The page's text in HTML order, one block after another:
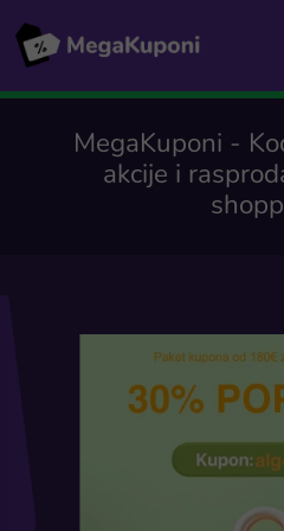
MegaKuponi -
akcije i